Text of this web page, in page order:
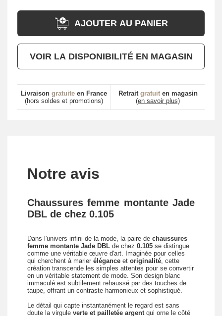
AJOUTER AU PANIER
VOIR LA DISPONIBILITÉ EN MAGASIN
Livraison gratuite en France
(hors soldes et promotions)
Retrait gratuiten magasin
(en savoir plus)
Notre avis
Chaussures femme montante Jade
DBL de chez 0.105
Dans l'univers infini de la mode, la paire de chaussures
femme montante Jade DBL de chez 0.105 se distingue
comme une véritable œuvre d'art. Imaginée pour celles
qui cherchent à marier élégance et originalité, cette
création transcende les simples attentes pour se convertir
en un véritable statement de mode. Son design blanc
immaculé est subtilement rehaussé par des touches de
taupe, offrant un contraste harmonieux et sophistiqué.
Le détail qui capte instantanément le regard est sans
doute la virgule verte et pailletée argentqui orne le côté